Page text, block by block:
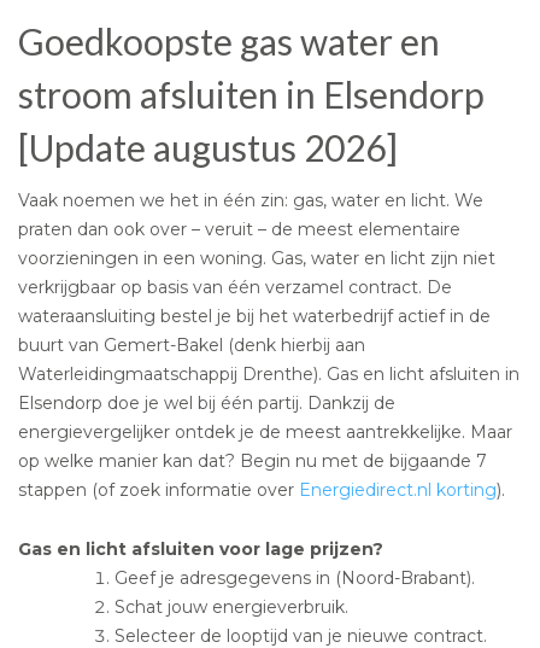
Goedkoopste gas water en
stroom afsluiten in Elsendorp
[Update augustus 2026]
Vaak noemen we het in één zin: gas, water en licht. We
praten dan ook over – veruit – de meest elementaire
voorzieningen in een woning. Gas, water en licht zijn niet
verkrijgbaar op basis van één verzamel contract. De
wateraansluiting bestel je bij het waterbedrijf actief in de
buurt van Gemert-Bakel (denk hierbij aan
Waterleidingmaatschappij Drenthe). Gas en licht afsluiten in
Elsendorp doe je wel bij één partij. Dankzij de
energievergelijker ontdek je de meest aantrekkelijke. Maar
op welke manier kan dat? Begin nu met de bijgaande 7
stappen (of zoek informatie over Energiedirect.nl korting).
Gas en licht afsluiten voor lage prijzen?
Geef je adresgegevens in (Noord-Brabant).
Schat jouw energieverbruik.
Selecteer de looptijd van je nieuwe contract.